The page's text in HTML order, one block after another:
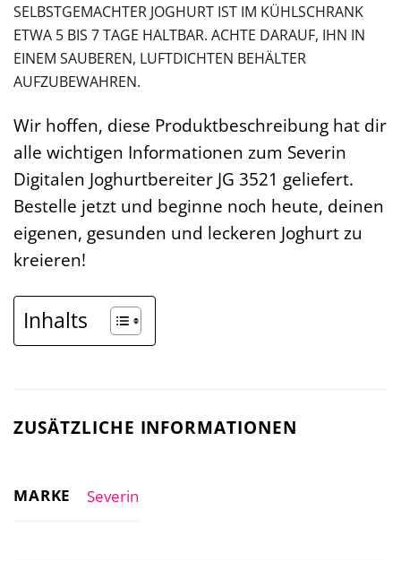
SELBSTGEMACHTER JOGHURT IST IM KÜHLSCHRANK
ETWA 5 BIS 7 TAGE HALTBAR. ACHTE DARAUF, IHN IN
EINEM SAUBEREN, LUFTDICHTEN BEHÄLTER
AUFZUBEWAHREN.
Wir hoffen, diese Produktbeschreibung hat dir
alle wichtigen Informationen zum Severin
Digitalen Joghurtbereiter JG 3521 geliefert.
Bestelle jetzt und beginne noch heute, deinen
eigenen, gesunden und leckeren Joghurt zu
kreieren!
Inhalts
ZUSÄTZLICHE INFORMATIONEN
MARKE Severin